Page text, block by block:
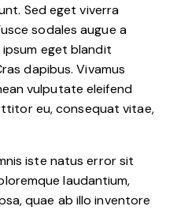
Sed eget viverra
sodales augue a
ipsum eget blandit
dapibus. Vivamus
vulputate eleifend
eu, consequat vitae,
iste natus error sit
laudantium,
quae ab illo inventore